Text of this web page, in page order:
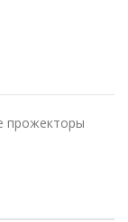
прожекторы